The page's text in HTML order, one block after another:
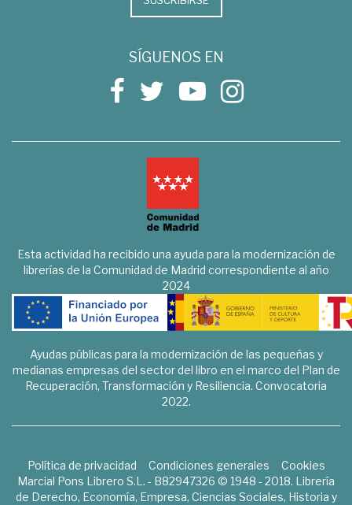
SÍGUENOS EN
Esta actividad ha recibido una ayuda para la modernización de
librerías de la Comunidad de Madrid correspondiente al año
2024
Ayudas públicas para la modernización de las pequeñas y
medianas empresas del sector del libro en el marco del Plan de
Recuperación, Transformación y Resiliencia. Convocatoria
2022.
Política de privacidad Condiciones generales
Cookies
Marcial Pons Librero S.L. - B82947326 © 1948 - 2018. Librería
de Derecho, Economía, Empresa, Ciencias Sociales, Historia y